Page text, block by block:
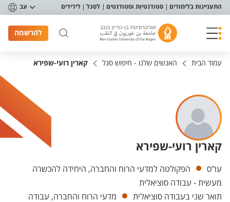
תפריט נגישות
התעניינות בלימודים סטודנטיות וסטודנטים לסגל לידידים עב
להרשמה
עמוד הבית האנשים שלנו - חיפוש סגל קארין רועי-שפירא
קארין רועי-שפירא
יחידות
עו"ס
הפקולטה למדעי הרוח והחברה, היחידה להכשרה
מעשית - עבודה סוציאלית
תואר שני בעבודה סוציאלית
מדעי הרוח והחברה, עבודה